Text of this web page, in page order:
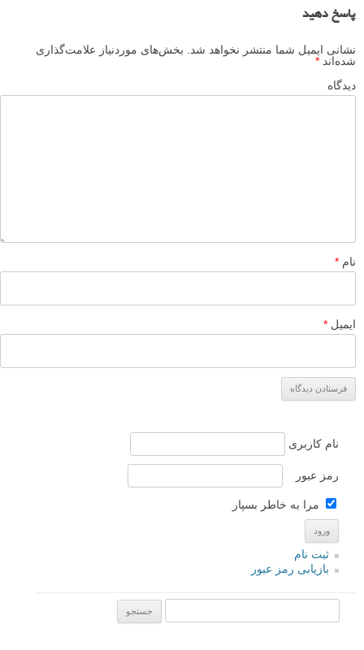
پاسخ دهید
نشانی ایمیل شما منتشر نخواهد شد.
بخش‌های موردنیاز علامت‌گذاری
شده‌اند *
دیدگاه
نام *
ایمیل *
نام کاربری
رمز عبور
مرا به خاطر بسپار
ثبت نام
بازیابی رمز عبور